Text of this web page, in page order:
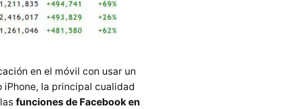
en el móvil con usar un
iPhone, la principal cualidad
funciones de Facebook en